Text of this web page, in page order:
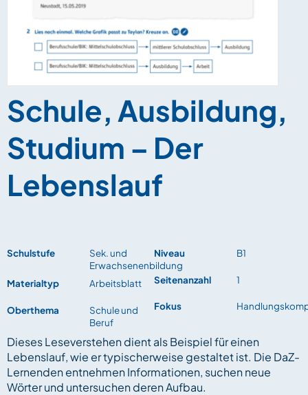
Schule, Ausbildung,
Studium – Der
Lebenslauf
Schulstufe
Sek. und
Erwachsenenbildung
Materialtyp
Arbeitsblatt
Oberthema
Schule und
Beruf
Niveau B1
Seitenanzahl 1
Fokus
Dieses Leseverstehen dient als Beispiel für einen
Lebenslauf, wie er typischerweise gestaltet ist. Die DaZ-
Lernenden entnehmen Informationen, suchen neue
Wörter und untersuchen deren Aufbau.